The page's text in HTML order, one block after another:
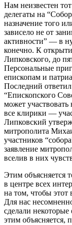
Нам неизвестен
делегаты на
назначение того
зависело не от
активности” — в
конечно. К
Липковского, до
Персональные
епископам и
Последний
“Епископского
может
все клирики —
Липковский
митрополита
участников
заявление
вселив в них
Этим объясняется
в центре всех
на том, чтобы этот
Для нас
сделали
этим объясняется,